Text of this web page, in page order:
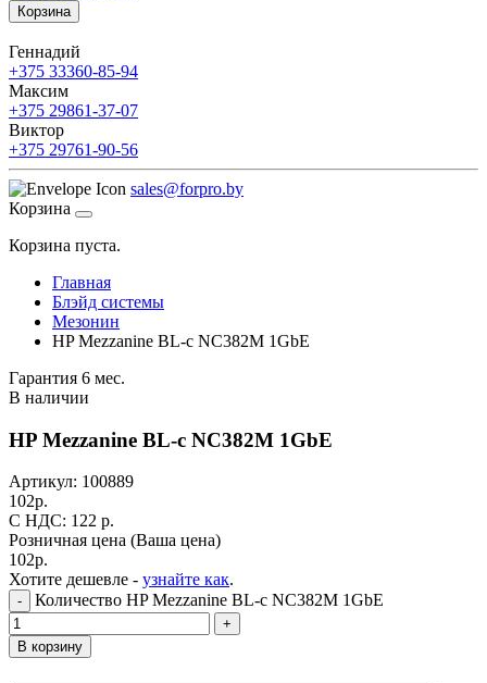
Корзина
Геннадий
+375 33360-85-94
Максим
+375 29861-37-07
Виктор
+375 29761-90-56
sales@forpro.by
Корзина
Корзина пуста.
Главная
Блэйд системы
Мезонин
HP Mezzanine BL-c NC382M 1GbE
Гарантия 6 мес.
В наличии
HP Mezzanine BL-c NC382M 1GbE
Артикул: 100889
102р.
C НДС: 122 р.
Розничная цена (Ваша цена)
102р.
Хотите дешевле - узнайте как.
- Количество HP Mezzanine BL-c NC382M 1GbE
+
В корзину